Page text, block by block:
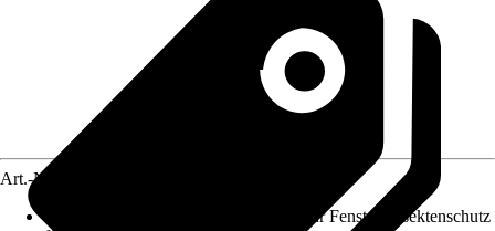
Art.-Nr.
Insektenschutz für Fenster, Insektenschutz